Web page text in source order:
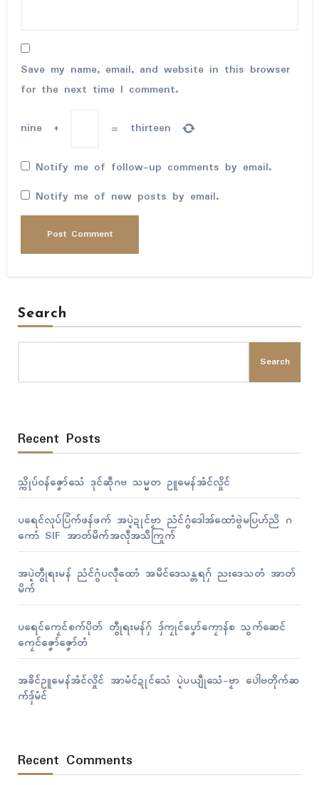
Save my name, email, and website in this browser
for the next time I comment.
nine + = thirteen
Notify me of follow-up comments by email.
Notify me of new posts by email.
Search
Search
Recent Posts
သ္ကိုပ်ဝန်ဇၞော်သေံ ဒုၚ်ဆဵုဂဗ သမ္မတ ဥူမေန်အံၚ်လှိုၚ်
ပရေၚ်လုပ်ပြံက်ဖန်ဖက် အပ္ဍဲဍုၚ်ဗၟာ ညံၚ်ဂွံဒေါအ်ထောံဗွဲမပြဟ်ညိ ဂ
ကောံ SIF အာတ်မိက်အလဵုအသဳကြုက်
အပ္ဍဲတွဵုရးမန် ညံၚ်ဂွံပလီုထောံ အမိၚ်ဒေသန္တရဂှ် ညးဒေသတံ အာတ်
မိက်
ပရေၚ်ကၠေၚ်စက်ပိုတ် တွဵုရးမန်ဂှ် ဒှ်ကၠုၚ်ပၞော်ကၠောန်စ သွက်ဆေၚ်
ကၠေၚ်ဇၞော်ဇၞော်တံ
အခိၚ်ဥူမေန်အံၚ်လှိုၚ် အာမံၚ်ဍုၚ်သေံ ပ္ဍဲပယျဵုသေံ-ဗၟာ ပေါဲဗတိုက်ဆ
က်ဒှ်မံၚ်
Recent Comments